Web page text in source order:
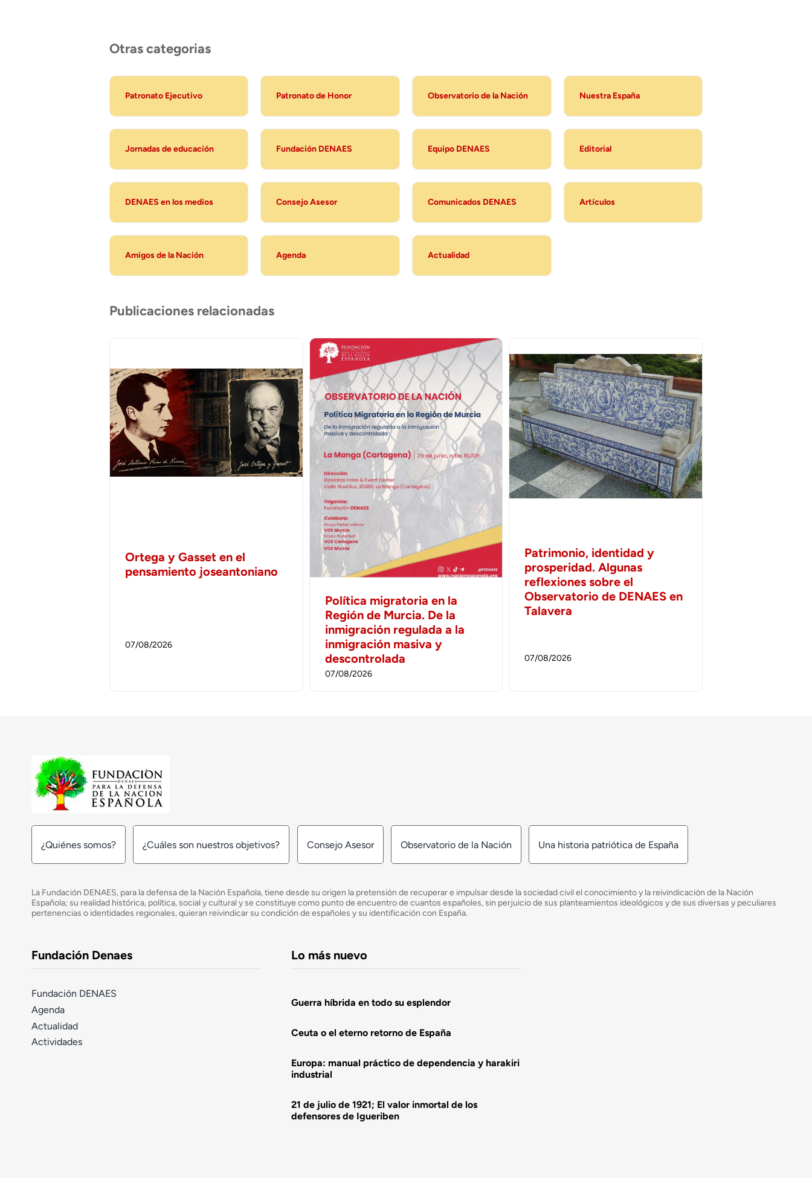
Otras categorias
Patronato Ejecutivo Patronato de Honor Observatorio de la Nación Nuestra España
Jornadas de educación Fundación DENAES Equipo DENAES Editorial
DENAES en los medios Consejo Asesor Comunicados DENAES Artículos
Amigos de la Nación Agenda Actualidad
Publicaciones relacionadas
Ortega y Gasset en el
pensamiento joseantoniano
07/08/2026
Política migratoria en la
Región de Murcia. De la
inmigración regulada a la
inmigración masiva y
descontrolada
07/08/2026
Patrimonio, identidad y
prosperidad. Algunas
reflexiones sobre el
Observatorio de DENAES en
Talavera
07/08/2026
¿Quiénes somos? ¿Cuáles son nuestros objetivos? Consejo Asesor Observatorio de la Nación Una historia patriótica de España
La Fundación DENAES, para la defensa de la Nación Española, tiene desde su origen la pretensión de recuperar e impulsar desde la sociedad civil el conocimiento y la reivindicación de la Nación
Española; su realidad histórica, política, social y cultural y se constituye como punto de encuentro de cuantos españoles, sin perjuicio de sus planteamientos ideológicos y de sus diversas y peculiares
pertenencias o identidades regionales, quieran reivindicar su condición de españoles y su identificación con España.
Fundación Denaes
Fundación DENAES
Agenda
Actualidad
Actividades
Lo más nuevo
Guerra híbrida en todo su esplendor
Ceuta o el eterno retorno de España
Europa: manual práctico de dependencia y harakiri
industrial
21 de julio de 1921; El valor inmortal de los
defensores de Igueriben